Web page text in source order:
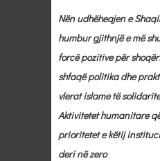
Nën udhëheqjen e
humbur gjithnjë e më
forcë pozitive për
shfaqë politika dhe
vlerat islame të
Aktivitetet humanitare
prioritetet e këtij
deri në zero